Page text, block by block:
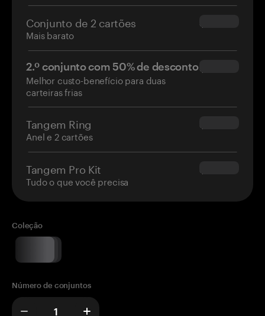
Conjunto de 2 cartões
Mais barato
$54.90
2.º conjunto com 50% de desconto
Melhor custo-benefício para duas
carteiras frias
$34.95
Tangem Ring
Anel e 2 cartões
$160.00
Tangem Pro Kit
Tudo o que você precisa
$180.00
Coleção
Número de conjuntos